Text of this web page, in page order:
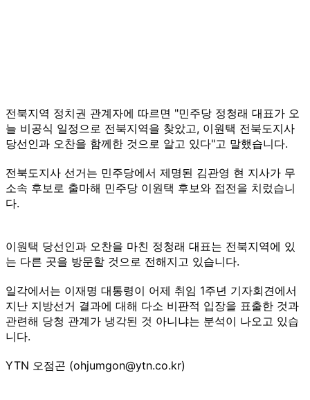
전북지역 정치권 관계자에 따르면 "민주당 정청래 대표가 오
늘 비공식 일정으로 전북지역을 찾았고, 이원택 전북도지사
당선인과 오찬을 함께한 것으로 알고 있다"고 말했습니다.
전북도지사 선거는 민주당에서 제명된 김관영 현 지사가 무
소속 후보로 출마해 민주당 이원택 후보와 접전을 치렀습니
다.
이원택 당선인과 오찬을 마친 정청래 대표는 전북지역에 있
는 다른 곳을 방문할 것으로 전해지고 있습니다.
일각에서는 이재명 대통령이 어제 취임 1주년 기자회견에서
지난 지방선거 결과에 대해 다소 비판적 입장을 표출한 것과
관련해 당청 관계가 냉각된 것 아니냐는 분석이 나오고 있습
니다.
YTN 오점곤 (ohjumgon@ytn.co.kr)